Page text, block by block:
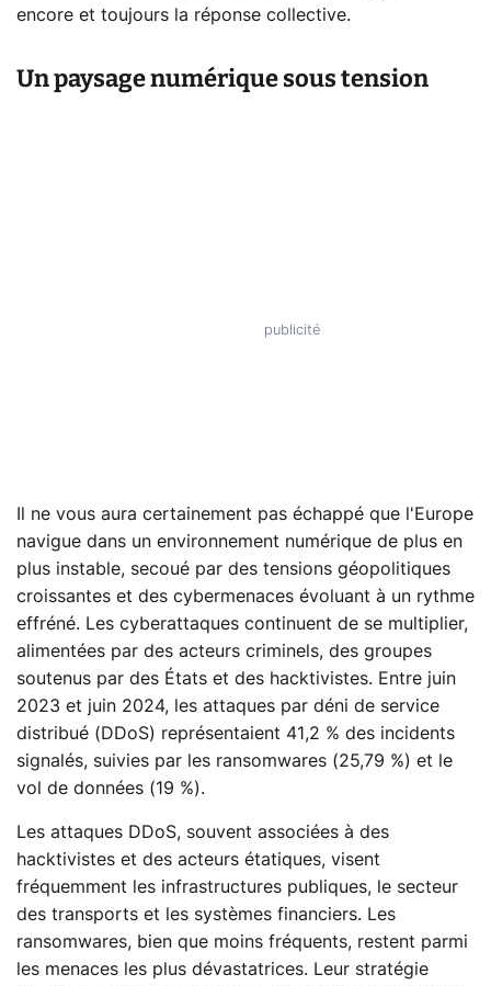
encore et toujours la réponse collective.
Un paysage numérique sous tension
Il ne vous aura certainement pas échappé que l'Europe
navigue dans un environnement numérique de plus en
plus instable, secoué par des tensions géopolitiques
croissantes et des cybermenaces évoluant à un rythme
effréné. Les cyberattaques continuent de se multiplier,
alimentées par des acteurs criminels, des groupes
soutenus par des États et des hacktivistes. Entre juin
2023 et juin 2024, les attaques par déni de service
distribué (DDoS) représentaient 41,2 % des incidents
signalés, suivies par les ransomwares (25,79 %) et le
vol de données (19 %)​.
Les attaques DDoS, souvent associées à des
hacktivistes et des acteurs étatiques, visent
fréquemment les infrastructures publiques, le secteur
des transports et les systèmes financiers​. Les
ransomwares, bien que moins fréquents, restent parmi
les menaces les plus dévastatrices. Leur stratégie